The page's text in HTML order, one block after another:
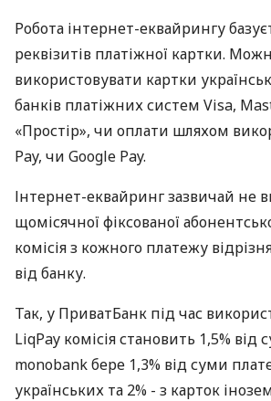
Робота інтернет-еквайрингу
реквізитів платіжної картки.
використовувати картки
банків платіжних систем Visa,
«Простір», чи оплати шляхом
Pay, чи Google Pay.
Інтернет-еквайринг зазвичай не
щомісячної фіксованої
комісія з кожного платежу
від банку.
Так, у ПриватБанк під час
LiqPay комісія становить 1,5% від
monobank бере 1,3% від суми
українських та 2% - з карток